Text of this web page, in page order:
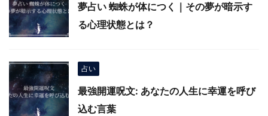
夢占い 蜘蛛が体につく｜その夢が暗示す
る心理状態とは？
占い
最強開運呪文: あなたの人生に幸運を呼び
込む言葉